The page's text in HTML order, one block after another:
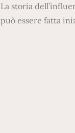
La storia
può essere fatta